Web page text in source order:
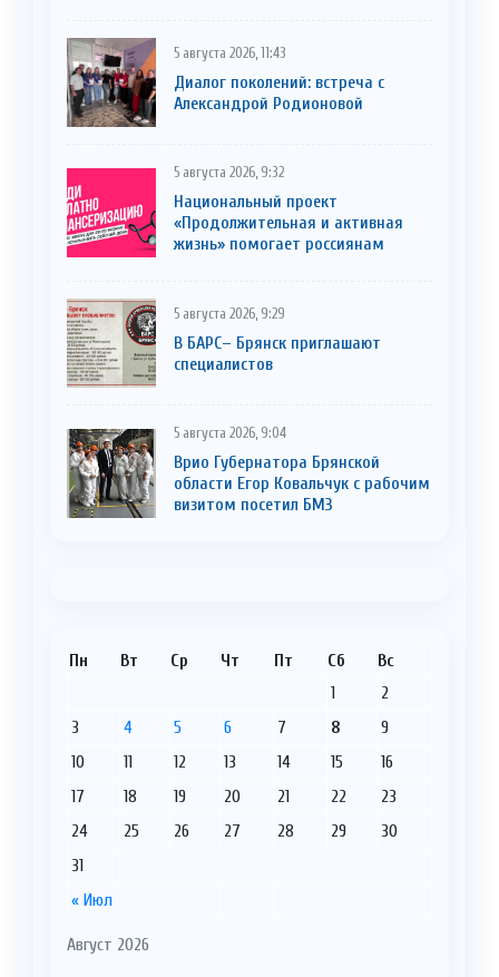
5 августа 2026, 11:43
Диалог поколений: встреча с
Александрой Родионовой
5 августа 2026, 9:32
Национальный проект
«Продолжительная и активная
жизнь» помогает россиянам
5 августа 2026, 9:29
В БАРС– Брянcк приглaшают
cпециaлистoв
5 августа 2026, 9:04
Врио Губернатора Брянской
области Егор Ковальчук с рабочим
визитом посетил БМЗ
Август 2026
Пн Вт Ср Чт Пт Сб Вс
« Июл
1
2
3
4 5 6 7 8
9
10
11 12 13 14 15
16
17
18 19 20 21 22
23
24
25 26 27 28 29
30
31